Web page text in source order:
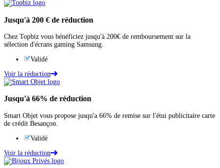
Jusqu'à 200 € de réduction
Chez Topbiz vous bénéficiez jusqu'à 200€ de remboursement sur la
sélection d'écrans gaming Samsung.
Validé
Voir la réduction
Jusqu'à 66% de réduction
Smart Objet vous propose jusqu'a 66% de remise sur l'étui publicitaire carte
de crédit Besançon.
Validé
Voir la réduction